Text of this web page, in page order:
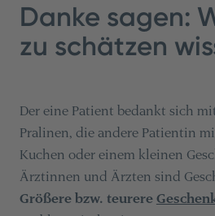
Danke sagen:
zu schätzen
Der eine Patient bedankt sich
Pralinen, die andere Patientin
Kuchen oder einem kleinen
Ärztinnen und Ärzten sind
Größere bzw. teurere